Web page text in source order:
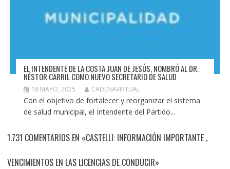
EL INTENDENTE DE LA COSTA JUAN DE JESÚS, NOMBRÓ AL DR.
NÉSTOR CARRIL COMO NUEVO SECRETARIO DE SALUD
18 MAYO, 2025 CADENAVIRTUAL
Con el objetivo de fortalecer y reorganizar el sistema
de salud municipal, el Intendente del Partido...
1.731 COMENTARIOS EN «CASTELLI: INFORMACIÓN IMPORTANTE ,
VENCIMIENTOS EN LAS LICENCIAS DE CONDUCIR»